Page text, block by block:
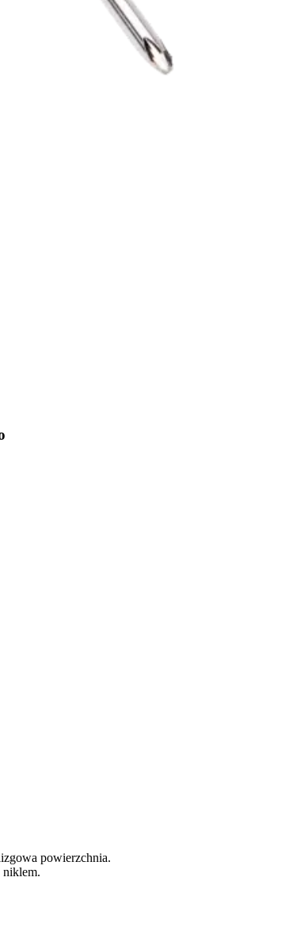
powierzchnia.
niklem.